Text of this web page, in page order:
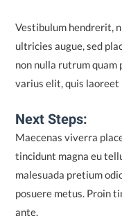
Vestibulum hendrerit,
ultricies augue, sed
non nulla rutrum quam
varius elit, quis laoreet
Next Steps:
Maecenas viverra
tincidunt magna eu
malesuada pretium
posuere metus. Proin
ante.